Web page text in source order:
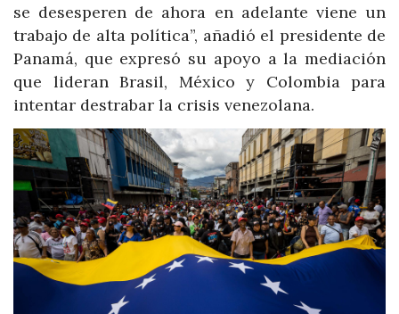
se desesperen de ahora en adelante viene un
trabajo de alta política”, añadió el presidente de
Panamá, que expresó su apoyo a la mediación
que lideran Brasil, México y Colombia para
intentar destrabar la crisis venezolana.